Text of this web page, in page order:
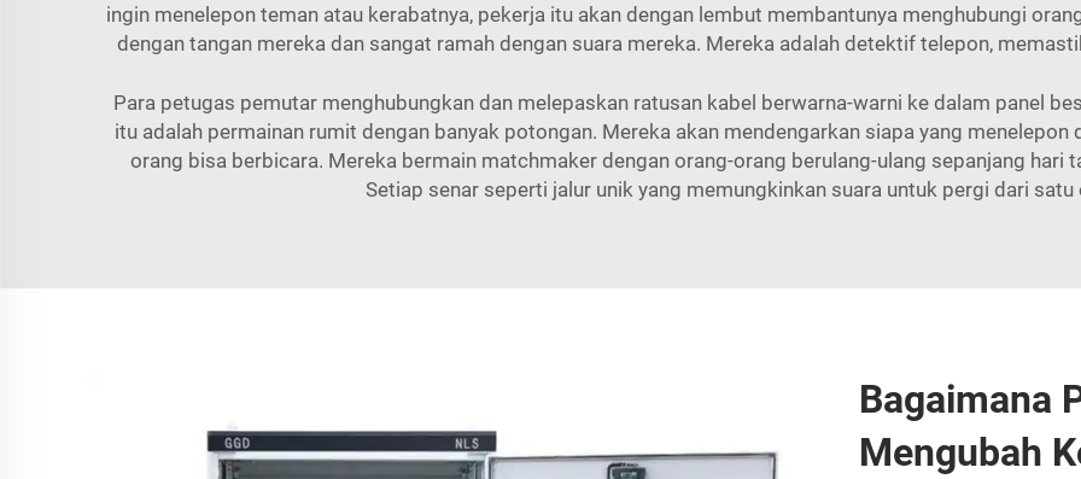
ingin menelepon teman atau kerabatnya, pekerja itu akan dengan lembut membantunya menghubungi
dengan tangan mereka dan sangat ramah dengan suara mereka. Mereka adalah detektif telepon,
Para petugas pemutar menghubungkan dan melepaskan ratusan kabel berwarna-warni ke dalam panel
itu adalah permainan rumit dengan banyak potongan. Mereka akan mendengarkan siapa yang
orang bisa berbicara. Mereka bermain matchmaker dengan orang-orang berulang-ulang sepanjang hari
Setiap senar seperti jalur unik yang memungkinkan suara untuk pergi dari satu
Bagaimana
Mengubah